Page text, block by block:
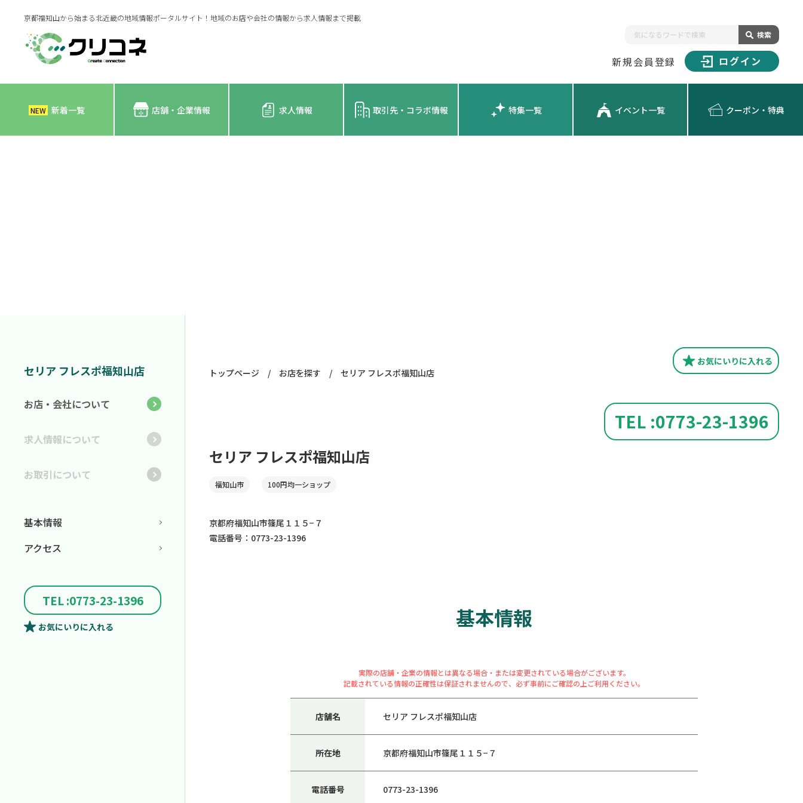
京都福知山から始まる北近畿の地域情報ポータルサイト！地域のお店や会社の情報から求人情報まで掲載
検索
新規会員登録 ログイン
NEW 新着一覧 店舗・企業情報 求人情報 取引先・コラボ情報 特集一覧 イベント一覧 クーポン・特典
トップページ / お店を探す / セリア フレスポ福知山店
お気にいりに入れる
TEL :0773-23-1396
セリア フレスポ福知山店
福知山市 100円均一ショップ
京都府福知山市篠尾１１５−７
電話番号：0773-23-1396
基本情報
実際の店舗・企業の情報とは異なる場合・または変更されている場合がございます。
記載されている情報の正確性は保証されませんので、必ず事前にご確認の上ご利用ください。
店舗名 セリア フレスポ福知山店
所在地 京都府福知山市篠尾１１５−７
電話番号 0773-23-1396
セリア フレスポ福知山店
お店・会社について
求人情報について
お取引について
基本情報
アクセス
TEL :0773-23-1396
お気にいりに入れる